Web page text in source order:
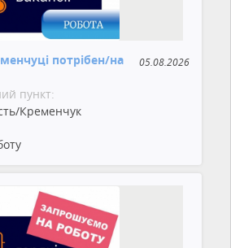
потрібен/на
05.08.2026
пункт:
Кременчук